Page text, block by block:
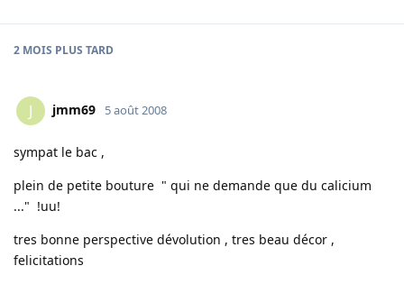
2 MOIS PLUS TARD
J jmm69 5 août 2008
sympat le bac ,
plein de petite bouture " qui ne demande que du calicium
..." !uu!
tres bonne perspective dévolution , tres beau décor ,
felicitations